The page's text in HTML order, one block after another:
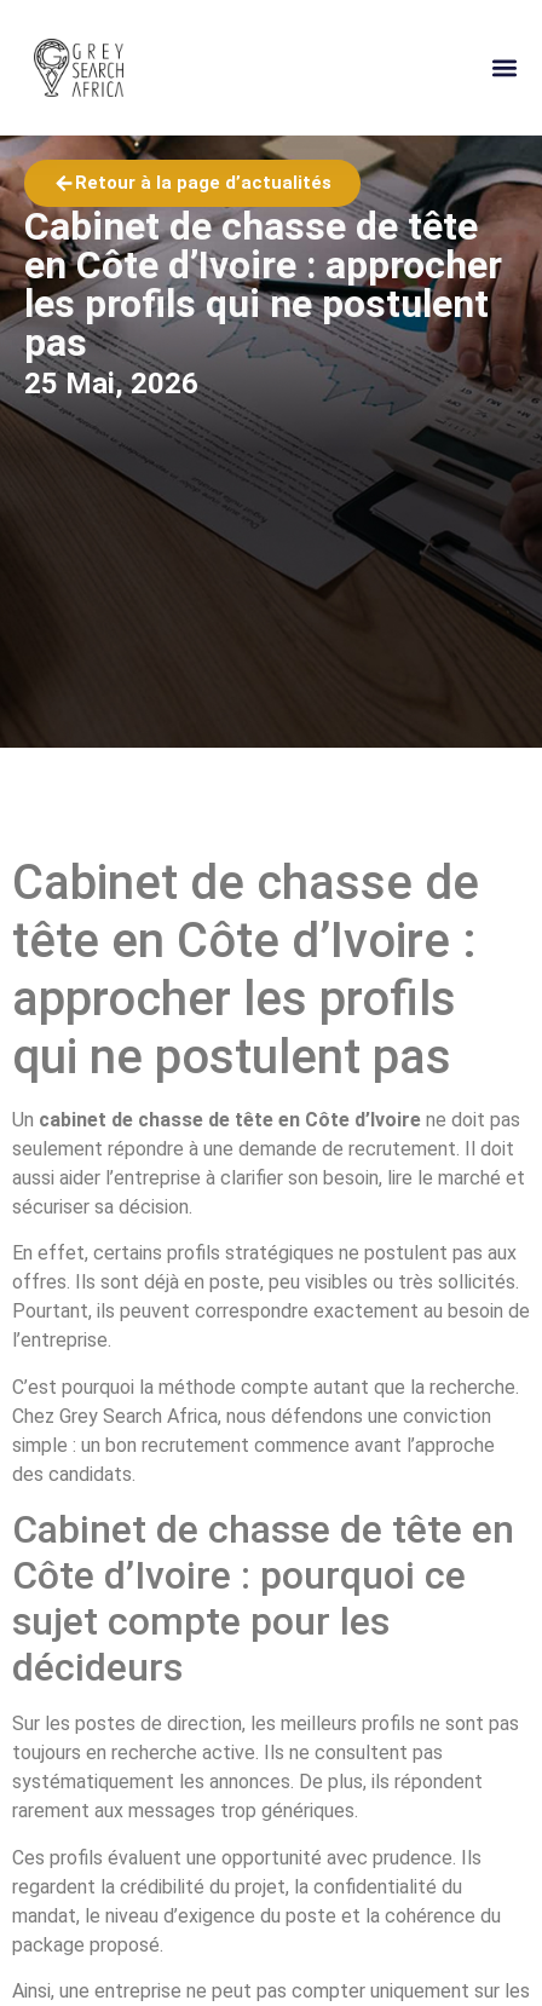
Retour à la page d’actualités
Cabinet de chasse de tête
en Côte d’Ivoire : approcher
les profils qui ne postulent
pas
25 Mai, 2026
Cabinet de chasse de
tête en Côte d’Ivoire :
approcher les profils
qui ne postulent pas
Un cabinet de chasse de tête en Côte d’Ivoire ne doit pas
seulement répondre à une demande de recrutement. Il doit
aussi aider l’entreprise à clarifier son besoin, lire le marché et
sécuriser sa décision.
En effet, certains profils stratégiques ne postulent pas aux
offres. Ils sont déjà en poste, peu visibles ou très sollicités.
Pourtant, ils peuvent correspondre exactement au besoin de
l’entreprise.
C’est pourquoi la méthode compte autant que la recherche.
Chez Grey Search Africa, nous défendons une conviction
simple : un bon recrutement commence avant l’approche
des candidats.
Cabinet de chasse de tête en
Côte d’Ivoire : pourquoi ce
sujet compte pour les
décideurs
Sur les postes de direction, les meilleurs profils ne sont pas
toujours en recherche active. Ils ne consultent pas
systématiquement les annonces. De plus, ils répondent
rarement aux messages trop génériques.
Ces profils évaluent une opportunité avec prudence. Ils
regardent la crédibilité du projet, la confidentialité du
mandat, le niveau d’exigence du poste et la cohérence du
package proposé.
Ainsi, une entreprise ne peut pas compter uniquement sur les